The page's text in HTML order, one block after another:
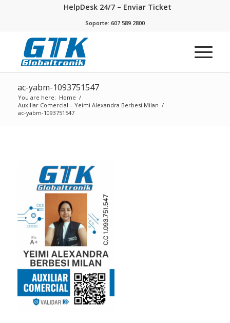
HelpDesk 24/7 – Enviar Ticket
Soporte: 607 589 2800
ac-yabm-1093751547
You are here: Home /
Auxiliar Comercial – Yeimi Alexandra Berbesi Milan /
ac-yabm-1093751547